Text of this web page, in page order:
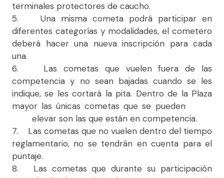
terminales protectores de caucho.
5. Una misma cometa podrá participar en
diferentes categorías y modalidades, el cometero
deberá hacer una nueva inscripción para cada
una.
6. Las cometas que vuelen fuera de las
competencia y no sean bajadas cuando se les
indique, se les cortará la pita. Dentro de la Plaza
mayor las únicas cometas que se pueden
elevar son las que están en competencia.
7. Las cometas que no vuelen dentro del tiempo
reglamentario, no se tendrán en cuenta para el
puntaje.
8. Las cometas que durante su participación